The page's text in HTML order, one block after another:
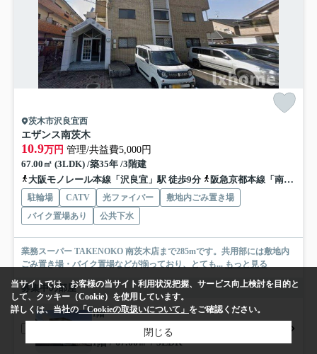
茨木市沢良宜西
エザンス南茨木
10.9万円 管理/共益費5,000円
67.00㎡ (3LDK) /築35年 /3階建
大阪モノレール本線「沢良宜」駅 徒歩9分
阪急京都本線「南茨木」駅 徒歩10分
駐輪場 CATV 光ファイバー
敷地内ごみ置き場
バイク置場あり
公共下水
業務スーパー TAKENOKO 南茨木店まで285mです。共用部には敷地内
ごみ置き場・バイク置場などが揃っており、とても... もっと見る
募集中の部屋
1階
1階 / 67.00㎡ / 3LDK
当サイトでは、お客様の当サイト利用状況把握、サービス向上検討を目的と
して、クッキー（Cookie）を使用しています。
詳しくは、当社の「Cookieの取扱いについて」 をご確認ください。
閉じる